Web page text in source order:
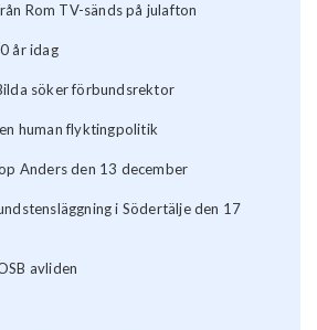
Rom TV-sänds på julafton
år idag
söker förbundsrektor
human flyktingpolitik
Anders den 13 december
i Södertälje den 17
avliden